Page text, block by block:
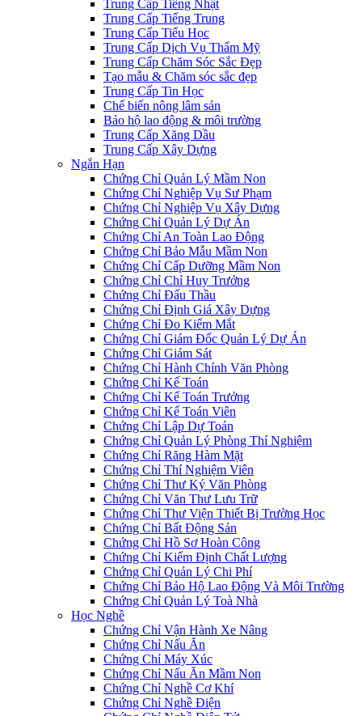
Trung Cấp Tiếng Nhật
Trung Cấp Tiếng Trung
Trung Cấp Tiểu Học
Trung Cấp Dịch Vụ Thẩm Mỹ
Trung Cấp Chăm Sóc Sắc Đẹp
Tạo mẫu & Chăm sóc sắc đẹp
Trung Cấp Tin Học
Chế biến nông lâm sản
Bảo hộ lao động & môi trường
Trung Cấp Xăng Dầu
Trung Cấp Xây Dựng
Ngắn Hạn
Chứng Chỉ Quản Lý Mầm Non
Chứng Chỉ Nghiệp Vụ Sư Phạm
Chứng Chỉ Nghiệp Vụ Xây Dựng
Chứng Chỉ Quản Lý Dự Án
Chứng Chỉ An Toàn Lao Động
Chứng Chỉ Bảo Mẫu Mầm Non
Chứng Chỉ Cấp Dưỡng Mầm Non
Chứng Chỉ Chỉ Huy Trưởng
Chứng Chỉ Đấu Thầu
Chứng Chỉ Định Giá Xây Dựng
Chứng Chỉ Đo Kiểm Mắt
Chứng Chỉ Giám Đốc Quản Lý Dự Án
Chứng Chỉ Giám Sát
Chứng Chỉ Hành Chính Văn Phòng
Chứng Chỉ Kế Toán
Chứng Chỉ Kế Toán Trưởng
Chứng Chỉ Kế Toán Viên
Chứng Chỉ Lập Dự Toán
Chứng Chỉ Quản Lý Phòng Thí Nghiệm
Chứng Chỉ Răng Hàm Mặt
Chứng Chỉ Thí Nghiệm Viên
Chứng Chỉ Thư Ký Văn Phòng
Chứng Chỉ Văn Thư Lưu Trữ
Chứng Chỉ Thư Viện Thiết Bị Trường Học
Chứng Chỉ Bất Động Sản
Chứng Chỉ Hồ Sơ Hoàn Công
Chứng Chỉ Kiểm Định Chất Lượng
Chứng Chỉ Quản Lý Chi Phí
Chứng Chỉ Bảo Hộ Lao Động Và Môi Trường
Chứng Chỉ Quản Lý Toà Nhà
Học Nghề
Chứng Chỉ Vận Hành Xe Nâng
Chứng Chỉ Nấu Ăn
Chứng Chỉ Máy Xúc
Chứng Chỉ Nấu Ăn Mầm Non
Chứng Chỉ Nghề Cơ Khí
Chứng Chỉ Nghề Điện